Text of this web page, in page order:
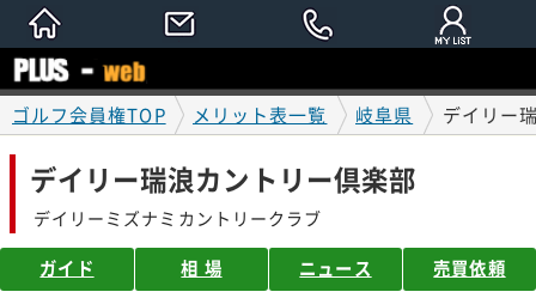
ゴルフ会員権TOP メリット表一覧 岐阜県 デイリー
デイリー瑞浪カントリー倶楽部
デイリーミズナミカントリークラブ
ガイド 相 場 ニュース 売買依頼